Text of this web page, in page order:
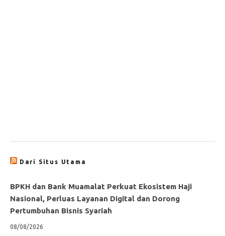
Dari Situs Utama
BPKH dan Bank Muamalat Perkuat Ekosistem Haji
Nasional, Perluas Layanan Digital dan Dorong
Pertumbuhan Bisnis Syariah
08/08/2026